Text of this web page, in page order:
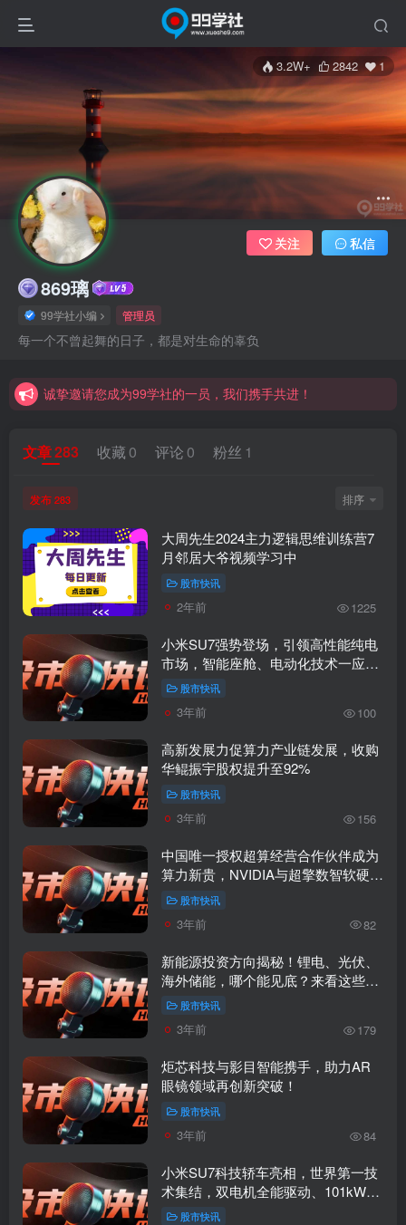
3.2W+ 2842 1
869璃
99学社小编 管理员
每一个不曾起舞的日子，都是对生命的辜负
关注 私信
诚挚邀请您成为99学社的一员，我们携手共进！
诚挚邀请您成为99学社的一员，我们携手共进！
文章283 收藏 0 评论 0 粉丝 1
发布 283 排序
大周先生2024主力逻辑思维训练营7
月邻居大爷视频学习中
股市快讯
2年前 1225
小米SU7强势登场，引领高性能纯电
市场，智能座舱、电动化技术一应俱
全！股市快讯
3年前 100
高新发展力促算力产业链发展，收购
华鲲振宇股权提升至92%
股市快讯
3年前 156
中国唯一授权超算经营合作伙伴成为
算力新贵，NVIDIA与超擎数智软硬一
体化！
股市快讯
3年前 82
新能源投资方向揭秘！锂电、光伏、
海外储能，哪个能见底？来看这些细
分赛道！
股市快讯
3年前 179
炬芯科技与影目智能携手，助力AR
眼镜领域再创新突破！
股市快讯
3年前 84
小米SU7科技轿车亮相，世界第一技
术集结，双电机全能驱动、101kWh
麒麟电池！
股市快讯